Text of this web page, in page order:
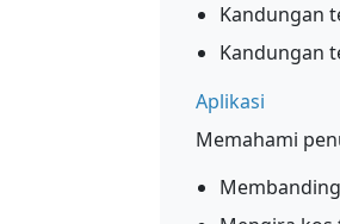
Kandungan
Kandungan
Aplikasi
Memahami